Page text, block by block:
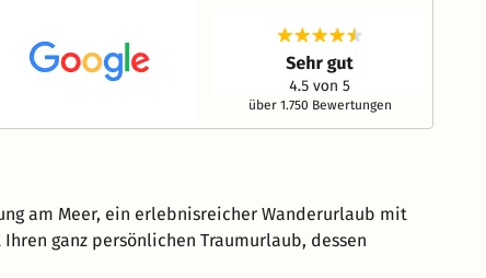
über 1.750 Bewertungen
am Meer, ein erlebnisreicher Wanderurlaub mit
ganz persönlichen Traumurlaub, dessen